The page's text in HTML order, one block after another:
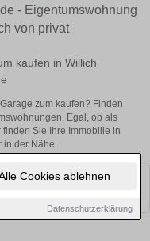
Cookies ablehnen
Datenschutzerklärung
- Eigentumswohnung
von privat
kaufen in Willich
zum kaufen? Finden
Egal, ob als
Sie Ihre Immobilie in
in der Nähe.
finden. Schauen Sie